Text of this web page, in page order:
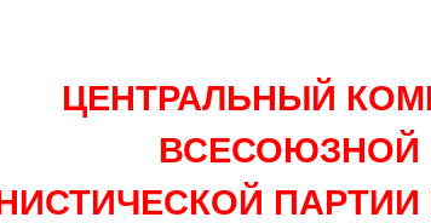
ЦЕНТРАЛЬНЫЙ
ВСЕСОЮЗНОЙ